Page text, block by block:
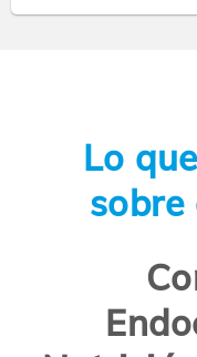
Lo
sobre